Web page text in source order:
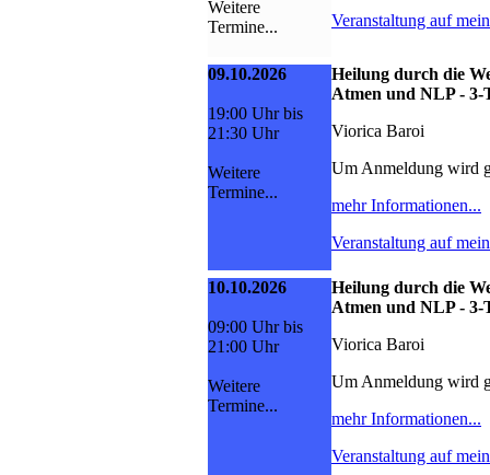
Weitere
Termine...
Veranstaltung auf
09.10.2026
19:00 Uhr bis
21:30 Uhr
Weitere
Termine...
Heilung durch die
Atmen und NLP - 3-
Viorica Baroi
Um Anmeldung wird
mehr Informationen...
Veranstaltung auf
10.10.2026
09:00 Uhr bis
21:00 Uhr
Weitere
Termine...
Heilung durch die
Atmen und NLP - 3-
Viorica Baroi
Um Anmeldung wird
mehr Informationen...
Veranstaltung auf